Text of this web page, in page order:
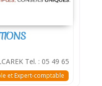
et Expert-comptable
Tel. : 05 49 65